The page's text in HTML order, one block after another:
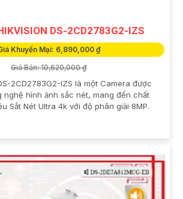
DS-2CD2783G2-IZS
Khuyến Mại: 6,890,000 ₫
Giá Bán: 10,620,000 ₫
2CD2783G2-IZS là một Camera được
nghệ hình ảnh sắc nét, mang đến chất
Sắt Nét Ultra 4k với độ phân giải 8MP.